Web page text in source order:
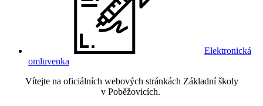
Elektronická
omluvenka
Vítejte na oficiálních webových stránkách Základní školy
v Poběžovicích.